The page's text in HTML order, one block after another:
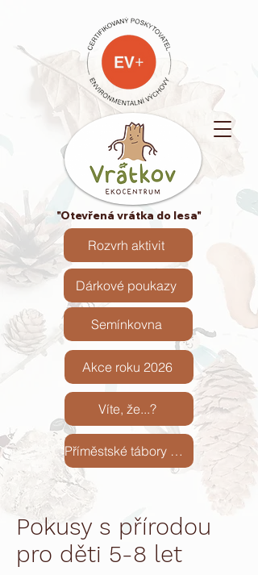
"Otevřená vrátka do lesa"
Semínkovna
Dárkové poukazy
Rozvrh aktivit
Akce roku 2026
Víte, že...?
Příměstské tábory 2026
Pokusy s přírodou
pro děti 5-8 let